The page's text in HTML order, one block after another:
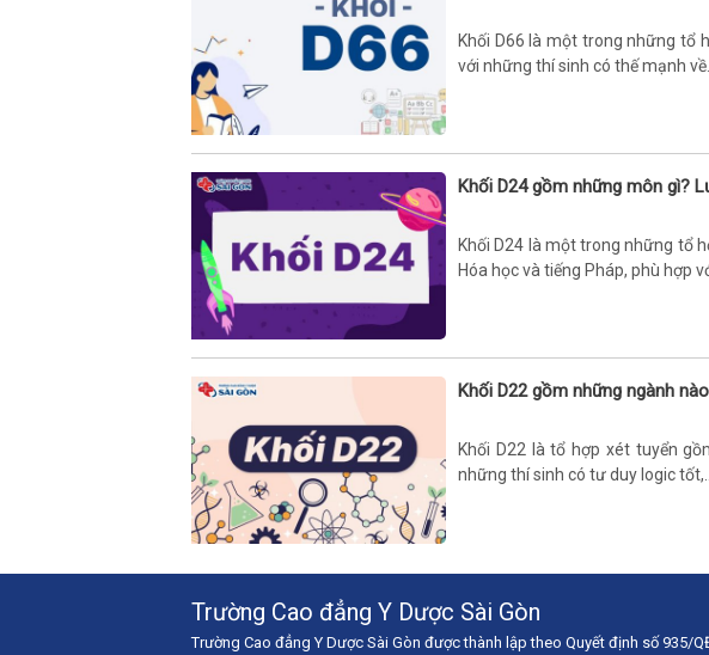
Khối D66 là một trong những tổ
với những thí sinh có thế mạnh về...
Khối D24 gồm những môn gì?
Khối D24 là một trong những tổ
Hóa học và tiếng Pháp, phù hợp
Khối D22 gồm những ngành
Khối D22 là tổ hợp xét tuyển
những thí sinh có tư duy logic tốt,...
Trường Cao đẳng Y Dược Sài Gòn
Trường Cao đẳng Y Dược Sài Gòn được thành lập theo Quyết định số 935/